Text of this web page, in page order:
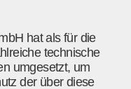
hat als für die
technische
umgesetzt, um
der über diese